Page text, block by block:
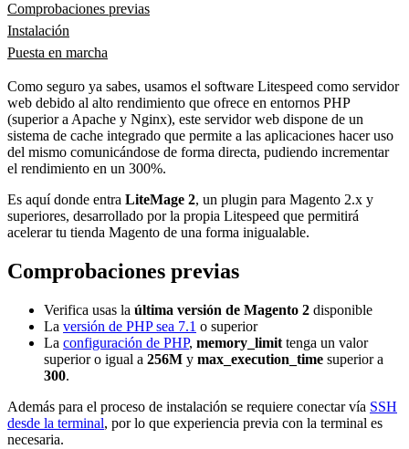
Comprobaciones previas
Instalación
Puesta en marcha
Como seguro ya sabes, usamos el software Litespeed como servidor
web debido al alto rendimiento que ofrece en entornos PHP
(superior a Apache y Nginx), este servidor web dispone de un
sistema de cache integrado que permite a las aplicaciones hacer uso
del mismo comunicándose de forma directa, pudiendo incrementar
el rendimiento en un 300%.
Es aquí donde entra LiteMage 2, un plugin para Magento 2.x y
superiores, desarrollado por la propia Litespeed que permitirá
acelerar tu tienda Magento de una forma inigualable.
Comprobaciones previas
Verifica usas la última versión de Magento 2 disponible
La versión de PHP sea 7.1 o superior
La configuración de PHP, memory_limit tenga un valor
superior o igual a 256M y max_execution_time superior a
300.
Además para el proceso de instalación se requiere conectar vía SSH
desde la terminal, por lo que experiencia previa con la terminal es
necesaria.